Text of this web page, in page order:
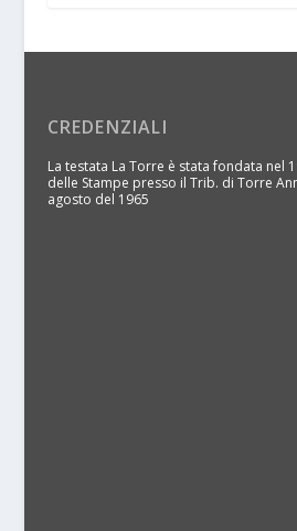
CREDENZIALI
La testata La Torre è stata fondata nel
delle Stampe presso il Trib. di Torre
agosto del 1965